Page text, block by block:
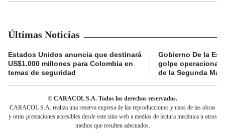
Últimas Noticias
Estados Unidos anuncia que destinará
US$1.000 millones para Colombia en
temas de seguridad
Gobierno De la
golpe
de la Segunda
© CARACOL S.A. Todos los derechos reservados.
CARACOL S.A. realiza una reserva expresa de las reproducciones y usos de las obras
y otras prestaciones accesibles desde este sitio web a medios de lectura mecánica u otros
medios que resulten adecuados.